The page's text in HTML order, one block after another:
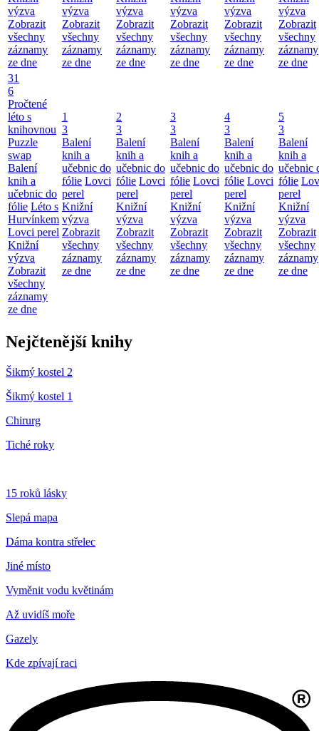
výzva
Zobrazit
všechny
záznamy
ze dne
výzva
Zobrazit
všechny
záznamy
ze dne
výzva
Zobrazit
všechny
záznamy
ze dne
výzva
Zobrazit
všechny
záznamy
ze dne
výzva
Zobrazit
všechny
záznamy
ze dne
výzva
Zobrazit
všechny
záznamy
ze dne
31
6
Pročtené
léto s
knihovnou
Puzzle
swap
Balení
knih a
učebnic do
fólie Léto s
Hurvínkem
Lovci perel
Knižní
výzva
Zobrazit
všechny
záznamy
ze dne
1
3
Balení
knih a
učebnic do
fólie Lovci
perel
Knižní
výzva
Zobrazit
všechny
záznamy
ze dne
2
3
Balení
knih a
učebnic do
fólie Lovci
perel
Knižní
výzva
Zobrazit
všechny
záznamy
ze dne
3
3
Balení
knih a
učebnic do
fólie Lovci
perel
Knižní
výzva
Zobrazit
všechny
záznamy
ze dne
4
3
Balení
knih a
učebnic do
fólie Lovci
perel
Knižní
výzva
Zobrazit
všechny
záznamy
ze dne
5
3
Balení
knih a
učebnic
fólie
perel
Knižní
výzva
Zobrazit
všechny
záznamy
ze dne
Nejčtenější knihy
Šikmý kostel 2
Šikmý kostel 1
Chirurg
Tiché roky
15 roků lásky
Slepá mapa
Dáma kontra střelec
Jiné místo
Vyměnit vodu květinám
Až uvidíš moře
Gazely
Kde zpívají raci